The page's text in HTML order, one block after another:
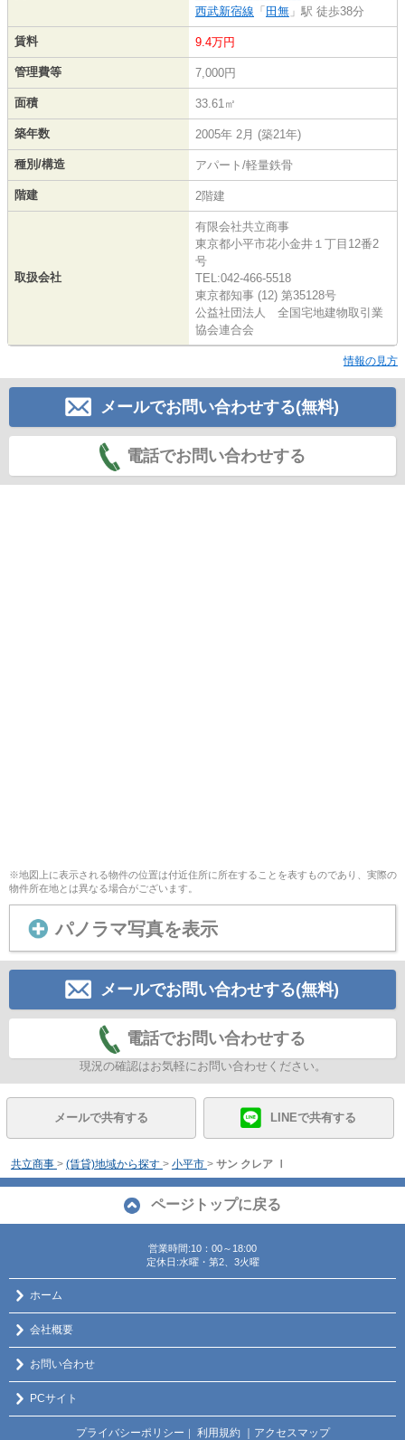
西武新宿線 「 田無 」駅 徒歩38分
賃料 9.4万円
管理費等 7,000円
面積 33.61㎡
築年数 2005年 2月 (築21年)
種別/構造 アパート/軽量鉄骨
階建 2階建
取扱会社
有限会社共立商事
東京都小平市花小金井１丁目12番2
号
TEL:042-466-5518
東京都知事 (12) 第35128号
公益社団法人 全国宅地建物取引業
協会連合会
情報の見方
メールでお問い合わせする(無料)
電話でお問い合わせする
※地図上に表示される物件の位置は付近住所に所在することを表すものであり、実際の
物件所在地とは異なる場合がございます。
パノラマ写真を表示
メールでお問い合わせする(無料)
電話でお問い合わせする
現況の確認はお気軽にお問い合わせください。
メールで共有する LINEで共有する
共立商事 > (賃貸)地域から探す > 小平市 > サン クレア Ⅰ
ページトップに戻る
営業時間:10：00～18:00
定休日:水曜・第2、3火曜
ホーム
会社概要
お問い合わせ
PCサイト
プライバシーポリシー 利用規約 ｜アクセスマップ